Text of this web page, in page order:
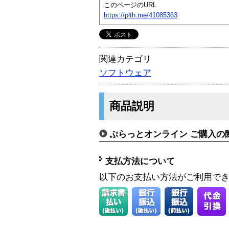
このページのURL
https://plth.me/41085363
関連カテゴリ
ソフトウェア
商品説明
ぷらっとオンライン ご購入の
支払方法について
以下のお支払い方法がご利用で